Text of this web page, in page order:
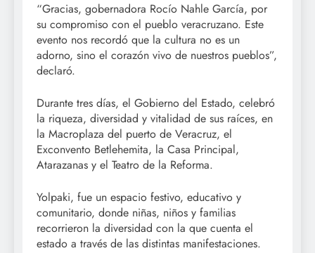
“Gracias, gobernadora Rocío Nahle García, por
su compromiso con el pueblo veracruzano. Este
evento nos recordó que la cultura no es un
adorno, sino el corazón vivo de nuestros pueblos”,
declaró.
Durante tres días, el Gobierno del Estado, celebró
la riqueza, diversidad y vitalidad de sus raíces, en
la Macroplaza del puerto de Veracruz, el
Exconvento Betlehemita, la Casa Principal,
Atarazanas y el Teatro de la Reforma.
Yolpaki, fue un espacio festivo, educativo y
comunitario, donde niñas, niños y familias
recorrieron la diversidad con la que cuenta el
estado a través de las distintas manifestaciones.